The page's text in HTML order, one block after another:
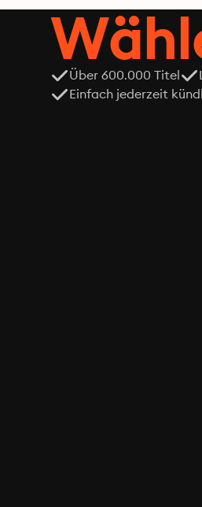
Über 600.000 Titel
Einfach jederzeit